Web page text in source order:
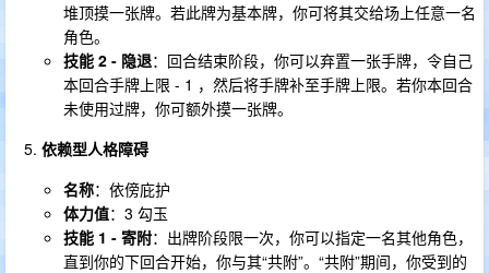
堆顶摸一张牌。若此牌为基本牌，你可将其交给场上任意一名
角色。
技能 2 - 隐退：回合结束阶段，你可以弃置一张手牌，令自己
本回合手牌上限 - 1 ，然后将手牌补至手牌上限。若你本回合
未使用过牌，你可额外摸一张牌。
依赖型人格障碍
名称：依傍庇护
体力值：3 勾玉
技能 1 - 寄附：出牌阶段限一次，你可以指定一名其他角色，
直到你的下回合开始，你与其“共附”。“共附”期间，你受到的